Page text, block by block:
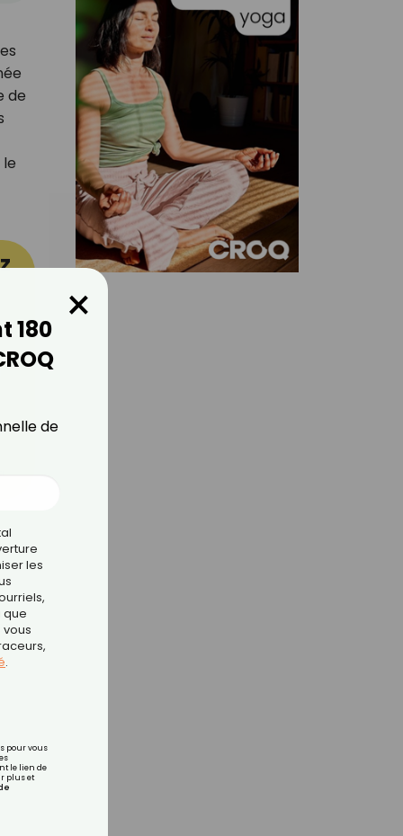
de
×
180
de
les
que
.
pour vous
le lien de
plus et